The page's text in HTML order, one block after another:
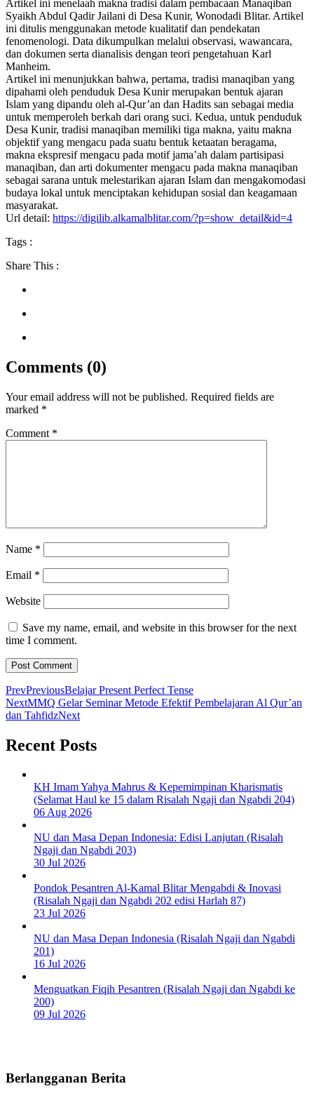
Artikel ini menelaah makna tradisi dalam pembacaan Manaqiban
Syaikh Abdul Qadir Jailani di Desa Kunir, Wonodadi Blitar. Artikel
ini ditulis menggunakan metode kualitatif dan pendekatan
fenomenologi. Data dikumpulkan melalui observasi, wawancara,
dan dokumen serta dianalisis dengan teori pengetahuan Karl
Manheim.
Artikel ini menunjukkan bahwa, pertama, tradisi manaqiban yang
dipahami oleh penduduk Desa Kunir merupakan bentuk ajaran
Islam yang dipandu oleh al-Qur’an dan Hadits san sebagai media
untuk memperoleh berkah dari orang suci. Kedua, untuk penduduk
Desa Kunir, tradisi manaqiban memiliki tiga makna, yaitu makna
objektif yang mengacu pada suatu bentuk ketaatan beragama,
makna ekspresif mengacu pada motif jama’ah dalam partisipasi
manaqiban, dan arti dokumenter mengacu pada makna manaqiban
sebagai sarana untuk melestarikan ajaran Islam dan mengakomodasi
budaya lokal untuk menciptakan kehidupan sosial dan keagamaan
masyarakat.
Url detail: https://digilib.alkamalblitar.com/?p=show_detail&id=4
Tags :
Share This :
Comments (0)
Your email address will not be published. Required fields are
marked *
Comment *
Name *
Email *
Website
Save my name, email, and website in this browser for the next
time I comment.
PrevPreviousBelajar Present Perfect Tense
NextMMQ Gelar Seminar Metode Efektif Pembelajaran Al Qur’an
dan TahfidzNext
Recent Posts
KH Imam Yahya Mahrus & Kepemimpinan Kharismatis
(Selamat Haul ke 15 dalam Risalah Ngaji dan Ngabdi 204)
06 Aug 2026
NU dan Masa Depan Indonesia: Edisi Lanjutan (Risalah
Ngaji dan Ngabdi 203)
30 Jul 2026
Pondok Pesantren Al-Kamal Blitar Mengabdi & Inovasi
(Risalah Ngaji dan Ngabdi 202 edisi Harlah 87)
23 Jul 2026
NU dan Masa Depan Indonesia (Risalah Ngaji dan Ngabdi
201)
16 Jul 2026
Menguatkan Fiqih Pesantren (Risalah Ngaji dan Ngabdi ke
200)
09 Jul 2026
Berlangganan Berita